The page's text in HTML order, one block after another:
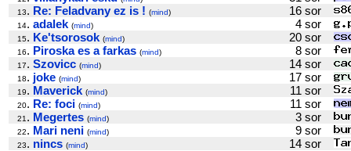
13. Re: Feladvany ez is ! (mind) 16 sor
14. adalek (mind) 4 sor
15. Ke'tsorosok (mind) 20 sor
16. Piroska es a farkas (mind) 8 sor
17. Szovicc (mind) 14 sor
18. joke (mind) 17 sor
19. Maverick (mind) 11 sor
20. Re: foci (mind) 11 sor
21 . Megertes (mind) 3 sor
22. Mari neni (mind) 9 sor
23. nincs (mind)
14 sor